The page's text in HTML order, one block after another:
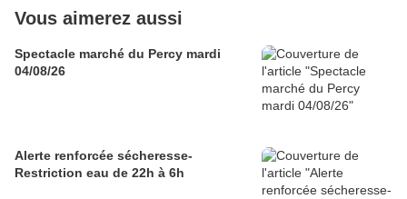
Vous aimerez aussi
Spectacle marché du Percy mardi
04/08/26
Alerte renforcée sécheresse-
Restriction eau de 22h à 6h